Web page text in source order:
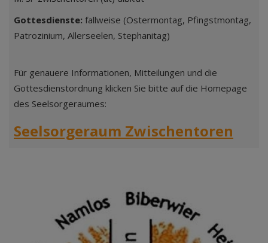
Gottesdienste: fallweise (Ostermontag, Pfingstmontag,
Patrozinium, Allerseelen, Stephanitag)
Für genauere Informationen, Mitteilungen und die
Gottesdienstordnung klicken Sie bitte auf die Homepage
des Seelsorgeraumes:
Seelsorgeraum Zwischentoren